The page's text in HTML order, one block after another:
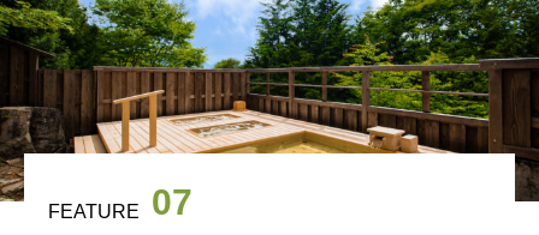
FEATURE 07